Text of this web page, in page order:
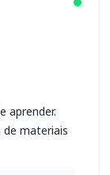
aprender.
de materiais